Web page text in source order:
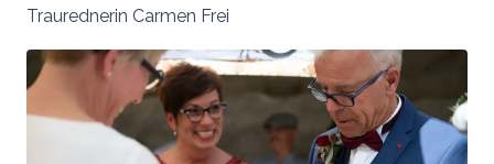
Traurednerin Carmen Frei